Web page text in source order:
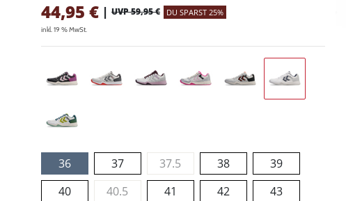
44,95 € | UVP 59,95 € DU SPARST 25%
inkl. 19 % MwSt.
36 37 37.5 38
39
40
40.5 41 42
43